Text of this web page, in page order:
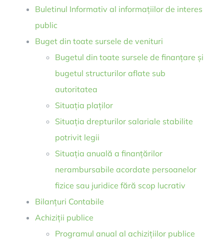
Buletinul Informativ al informațiilor de interes
public
Buget din toate sursele de venituri
Bugetul din toate sursele de finanțare și
bugetul structurilor aflate sub
autoritatea
Situația plaților
Situația drepturilor salariale stabilite
potrivit legii
Situația anuală a finanțărilor
nerambursabile acordate persoanelor
fizice sau juridice fără scop lucrativ
Bilanțuri Contabile
Achiziții publice
Programul anual al achizițiilor publice